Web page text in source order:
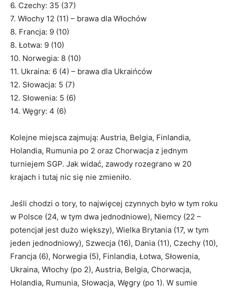
6. Czechy: 35 (37)
7. Włochy 12 (11) – brawa dla Włochów
8. Francja: 9 (10)
8. Łotwa: 9 (10)
10. Norwegia: 8 (10)
11. Ukraina: 6 (4) – brawa dla Ukraińców
12. Słowacja: 5 (7)
12. Słowenia: 5 (6)
14. Węgry: 4 (6)
Kolejne miejsca zajmują: Austria, Belgia, Finlandia,
Holandia, Rumunia po 2 oraz Chorwacja z jednym
turniejem SGP. Jak widać, zawody rozegrano w 20
krajach i tutaj nic się nie zmieniło.
Jeśli chodzi o tory, to najwięcej czynnych było w tym roku
w Polsce (24, w tym dwa jednodniowe), Niemcy (22 –
potencjał jest dużo większy), Wielka Brytania (17, w tym
jeden jednodniowy), Szwecja (16), Dania (11), Czechy (10),
Francja (6), Norwegia (5), Finlandia, Łotwa, Słowenia,
Ukraina, Włochy (po 2), Austria, Belgia, Chorwacja,
Holandia, Rumunia, Słowacja, Węgry (po 1). W sumie